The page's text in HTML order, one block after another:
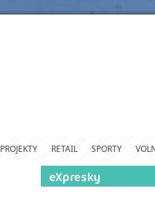
PROJEKTY RETAIL SPORTY